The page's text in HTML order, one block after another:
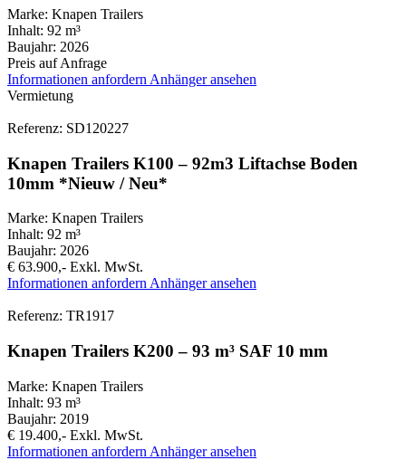
Marke: Knapen Trailers
Inhalt: 92 m³
Baujahr: 2026
Preis auf Anfrage
Informationen anfordern Anhänger ansehen
Vermietung
Referenz: SD120227
Knapen Trailers K100 – 92m3 Liftachse Boden
10mm *Nieuw / Neu*
Marke: Knapen Trailers
Inhalt: 92 m³
Baujahr: 2026
€ 63.900,- Exkl. MwSt.
Informationen anfordernAnhänger ansehen
Referenz: TR1917
Knapen Trailers K200 – 93 m³ SAF 10 mm
Marke: Knapen Trailers
Inhalt: 93 m³
Baujahr: 2019
€ 19.400,- Exkl. MwSt.
Informationen anfordern Anhänger ansehen